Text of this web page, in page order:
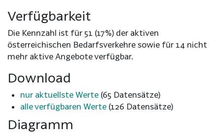
Verfügbarkeit
Die Kennzahl ist für 51 (17%) der aktiven
österreichischen Bedarfsverkehre sowie für 14 nicht
mehr aktive Angebote verfügbar.
Download
nur aktuellste Werte(65 Datensätze)
alle verfügbaren Werte(126 Datensätze)
Diagramm